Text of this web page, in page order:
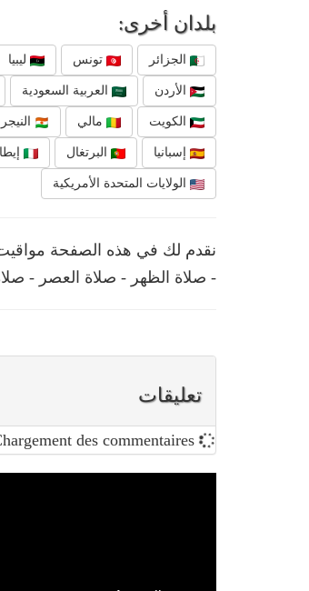
بلدان أخرى:
الجزائر تونس ليبيا
الأردن العربية السعودية
الكويت مالي النيجر
إسبانيا البرتغال
الولايات المتحدة الأمريكية
نقدم لك في هذه الصفحة مواقيت
- صلاة الظهر - صلاة العصر -
تعليقات